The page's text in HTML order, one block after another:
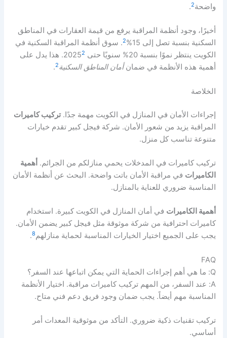
واضحة2
.
أخيرًا، وجود أنظمة المراقبة يرفع من قيمة العقارات في المناطق
السكنية بنسبة تصل إلى 15%
2. سوق أنظمة المراقبة السكنية في
الكويت ينتظر نموًا بنسبة 20% سنويًا حتى 2025
2
. هذا يدل على
أهمية هذه الأنظمة في ضمانأمان المناطق السكنية2
.
الخلاصة
إجراءات الأمان في المنازل في الكويت مهمة جدًا.تركيب كاميرات
المراقبة يزيد من شعور الأمان. شركة فيجل كبير تقدم خيارات
متنوعة تناسب كل منزل.
تركيب كاميرات في المدخلات يحمي منازلكم من الجرائم. أهمية
الكاميرات في مراقبة الأمان باتت واضحة. البحث عن أنظمة الأمان
المناسبة ضروري للعناية بالمنازل.
أهمية الكاميرات في أمان المنازل في الكويت كبيرة. استخدام
كاميرات احترافية من شركة موثوقة مثل فيجل كبير يضمن الأمان.
يجب على الجميع اختيار الخيارات المناسبة لحماية منازلهم8
.
FAQ
Q: ما هي أهم إجراءات الحماية التي يمكن اتباعها عند السفر؟
A: عند السفر، من المهم تركيب كاميرات مراقبة. اختيار الأنظمة
المناسبة مهم أيضاً. يجب ضمان وجود فريق دعم فني متاح.
تركيب تقنيات ذكية ضروري. التأكد من موثوقية المعدات أمر
أساسي.